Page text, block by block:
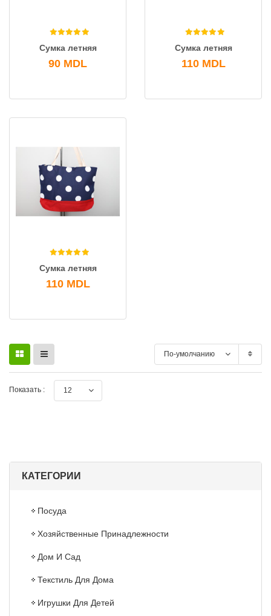
КАТЕГОРИИ
Посуда
Хозяйственные Принадлежности
Дом И Сад
Текстиль Для Дома
Игрушки Для Детей
Сумка летняя
90 MDL
Сумка летняя
110 MDL
Сумка летняя
110 MDL
По-умолчанию
Показать : 12